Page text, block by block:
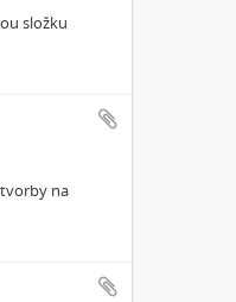
složku
na